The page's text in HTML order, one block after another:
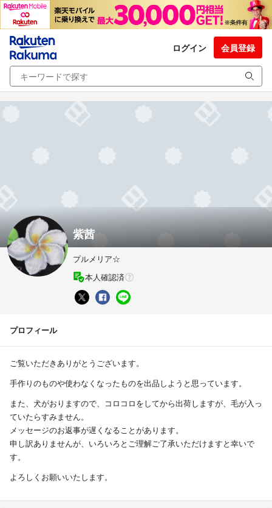
ログイン 会員登録
紫茜
プルメリア☆
本人確認済
プロフィール
ご覧いただきありがとうございます。
手作りのものや使わなくなったものを出品しようと思っています。
また、犬がおりますので、コロコロをしてから出荷しますが、毛が入っ
ていたらすみません。
メッセージのお返事が遅くなることがあります。
申し訳ありませんが、いろいろとご理解ご了承いただけますと幸いで
す。
よろしくお願いいたします。